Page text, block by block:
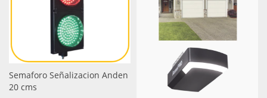
Semaforo Señalizacion Anden
20 cms